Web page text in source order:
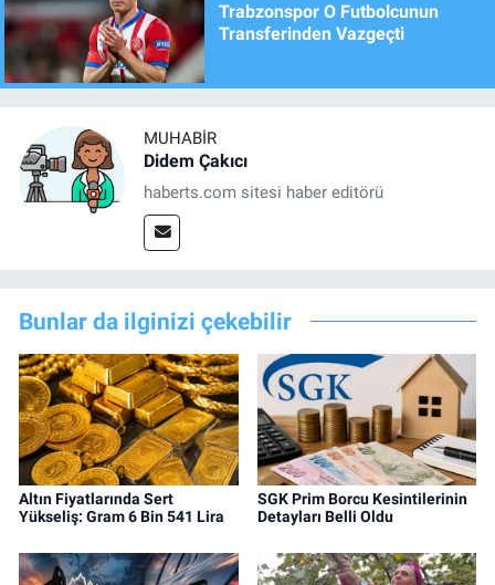
Trabzonspor O Futbolcunun
Transferinden Vazgeçti
MUHABIR
Didem Çakıcı
haberts.com sitesi haber editörü
Bunlar da ilginizi çekebilir
Altın Fiyatlarında Sert
Yükseliş: Gram 6 Bin 541 Lira
SGK Prim Borcu Kesintilerinin
Detayları Belli Oldu